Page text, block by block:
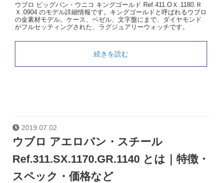
ウブロ ビッグバン・ウニコ キングゴールド Ref.411.OＸ.1180.Ｒ
Ｘ.0904 のモデル詳細情報です。キングゴールドと呼ばれるウブロ
の金素材モデル。ケース、ベゼル、文字盤にまで、ダイヤモンド
がフルセッティングされた、ラグジュアリーウォッチです。
続きを読む
2019.07.02
ウブロ アエロバン・スチール
Ref.311.SX.1170.GR.1140 とは｜特徴・
スペック・価格など